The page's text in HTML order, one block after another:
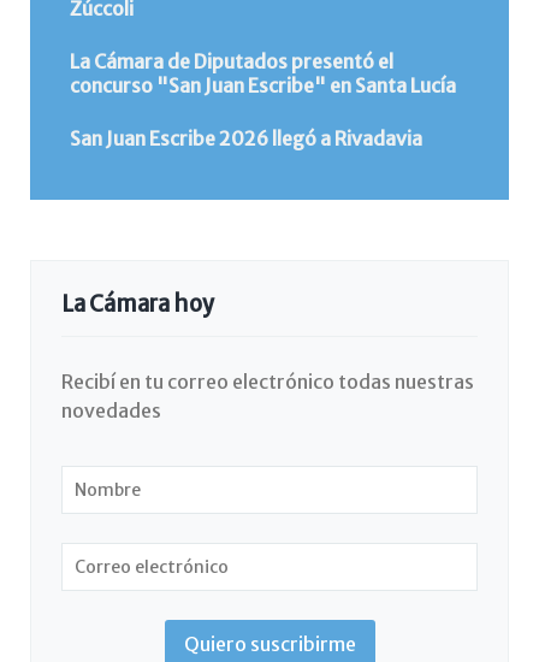
Zúccoli
La Cámara de Diputados presentó el
concurso "San Juan Escribe" en Santa Lucía
San Juan Escribe 2026 llegó a Rivadavia
La Cámara hoy
Recibí en tu correo electrónico todas nuestras
novedades